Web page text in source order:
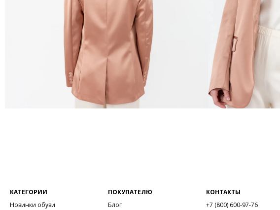
КАТЕГОРИИ
Новинки обуви
ПОКУПАТЕЛЮ
Блог
КОНТАКТЫ
+7 (800) 600-97-76